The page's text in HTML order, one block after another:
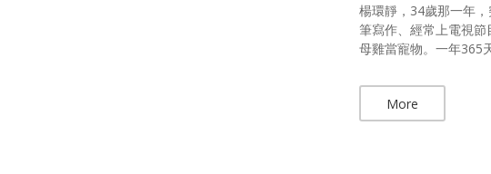
楊環靜，34歲那一年
筆寫作、經常上電視
母雞當寵物。一年365
More